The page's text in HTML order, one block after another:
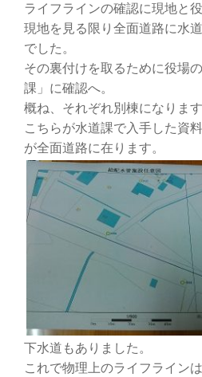
ライフラインの確認に現地と役
現地を見る限り全面道路に水
でした。
その裏付けを取るために役場
課」に確認へ。
概ね、それぞれ別棟になります
こちらが水道課で入手した資
が全面道路に在ります。
下水道もありました。
これで物理上のライフライン